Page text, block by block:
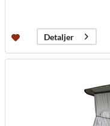
Detaljer